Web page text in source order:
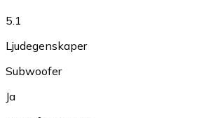
5.1
Ljudegenskaper
Subwoofer
Ja